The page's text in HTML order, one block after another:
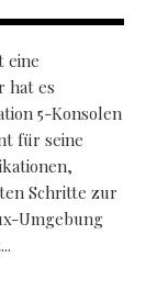
eine
hat es
5-Konsolen
für seine
Schritte zur
Umgebung